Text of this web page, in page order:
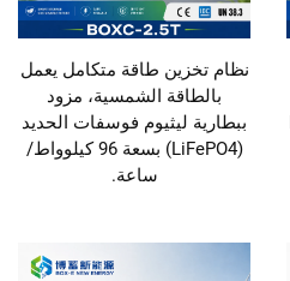
نظام تخزين طاقة متكامل يعمل
بالطاقة الشمسية، مزود
ببطارية ليثيوم فوسفات الحديد
(LiFePO4) بسعة 96 كيلوواط/
ساعة.